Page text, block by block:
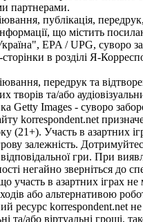
партнерами.
публікація,
що містить
EPA / UPG, суворо
в розділі Я-
передрук та
творів та/або
Getty Images - суворо
korrespondent.net
(21+). Участь в азартних
залежність.
гри. При
негайно зверніться до
участь в азартних іграх
або альтернативою
ресурс korrespondent.net
та/або віртуальні гроші,